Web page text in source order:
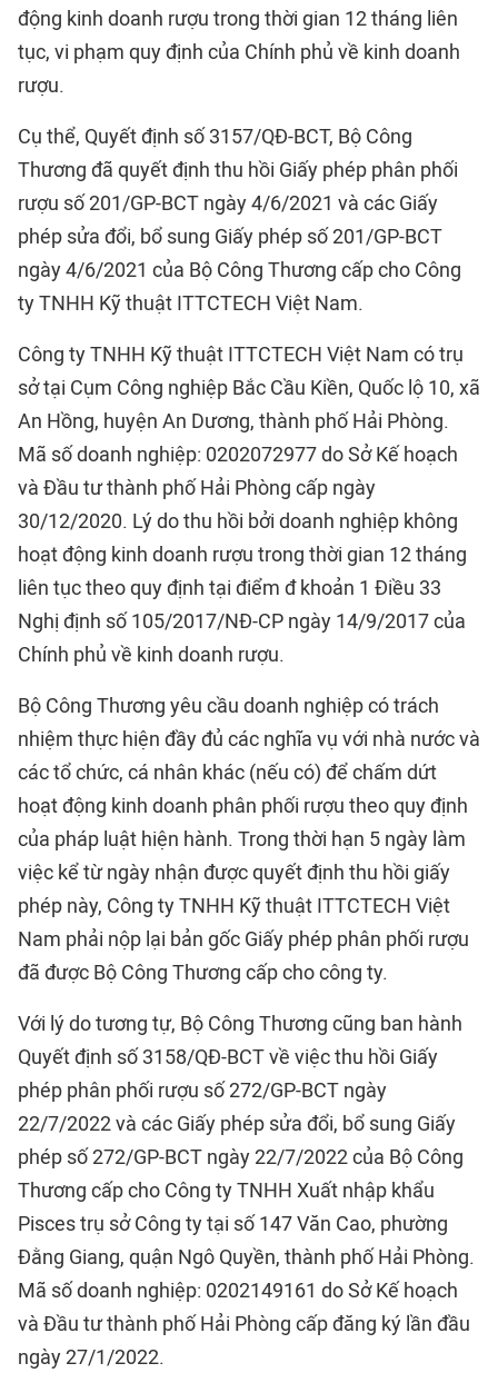
động kinh doanh rượu trong thời gian 12 tháng liên
tục, vi phạm quy định của Chính phủ về kinh doanh
rượu.
Cụ thể, Quyết định số 3157/QĐ-BCT, Bộ Công
Thương đã quyết định thu hồi Giấy phép phân phối
rượu số 201/GP-BCT ngày 4/6/2021 và các Giấy
phép sửa đổi, bổ sung Giấy phép số 201/GP-BCT
ngày 4/6/2021 của Bộ Công Thương cấp cho Công
ty TNHH Kỹ thuật ITTCTECH Việt Nam.
Công ty TNHH Kỹ thuật ITTCTECH Việt Nam có trụ
sở tại Cụm Công nghiệp Bắc Cầu Kiền, Quốc lộ 10, xã
An Hồng, huyện An Dương, thành phố Hải Phòng.
Mã số doanh nghiệp: 0202072977 do Sở Kế hoạch
và Đầu tư thành phố Hải Phòng cấp ngày
30/12/2020. Lý do thu hồi bởi doanh nghiệp không
hoạt động kinh doanh rượu trong thời gian 12 tháng
liên tục theo quy định tại điểm đ khoản 1 Điều 33
Nghị định số 105/2017/NĐ-CP ngày 14/9/2017 của
Chính phủ về kinh doanh rượu.
Bộ Công Thương yêu cầu doanh nghiệp có trách
nhiệm thực hiện đầy đủ các nghĩa vụ với nhà nước và
các tổ chức, cá nhân khác (nếu có) để chấm dứt
hoạt động kinh doanh phân phối rượu theo quy định
của pháp luật hiện hành. Trong thời hạn 5 ngày làm
việc kể từ ngày nhận được quyết định thu hồi giấy
phép này, Công ty TNHH Kỹ thuật ITTCTECH Việt
Nam phải nộp lại bản gốc Giấy phép phân phối rượu
đã được Bộ Công Thương cấp cho công ty.
Với lý do tương tự, Bộ Công Thương cũng ban hành
Quyết định số 3158/QĐ-BCT về việc thu hồi Giấy
phép phân phối rượu số 272/GP-BCT ngày
22/7/2022 và các Giấy phép sửa đổi, bổ sung Giấy
phép số 272/GP-BCT ngày 22/7/2022 của Bộ Công
Thương cấp cho Công ty TNHH Xuất nhập khẩu
Pisces trụ sở Công ty tại số 147 Văn Cao, phường
Đằng Giang, quận Ngô Quyền, thành phố Hải Phòng.
Mã số doanh nghiệp: 0202149161 do Sở Kế hoạch
và Đầu tư thành phố Hải Phòng cấp đăng ký lần đầu
ngày 27/1/2022.